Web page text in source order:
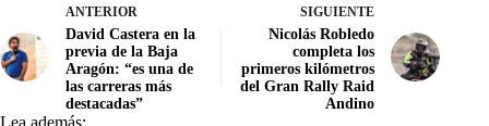
ANTERIOR
David Castera en la
previa de la Baja
Aragón: “es una de
las carreras más
destacadas”
SIGUIENTE
Nicolás Robledo
completa los
primeros kilómetros
del Gran Rally Raid
Andino
Lea además: